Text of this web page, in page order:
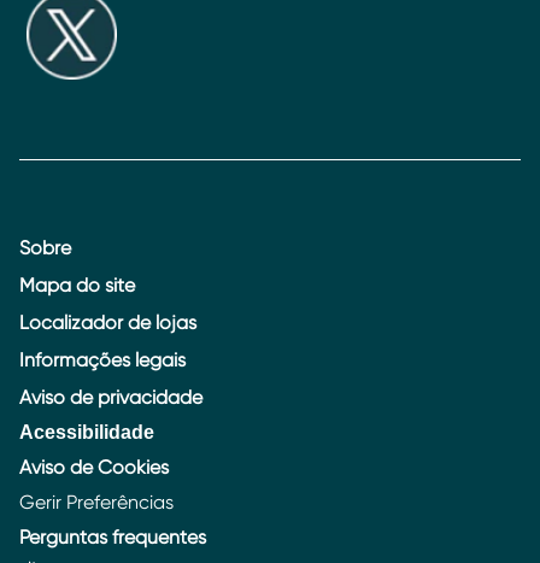
Sobre
Mapa do site
Localizador de lojas
Informações legais
Aviso de privacidade
Acessibilidade
Aviso de Cookies
Gerir Preferências
Perguntas frequentes